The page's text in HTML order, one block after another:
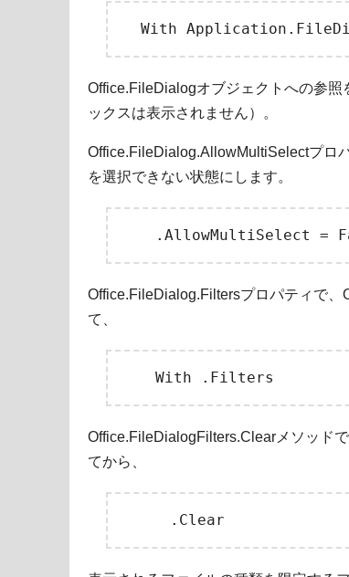
Office.FileDialogオブジェクトへの参
ックスは表示されません）。
Office.FileDialog.AllowMultiSelectプロ
を選択できない状態にします。
Office.FileDialog.Filtersプロパティで
て、
Office.FileDialogFilters.Clearメソッド
てから、